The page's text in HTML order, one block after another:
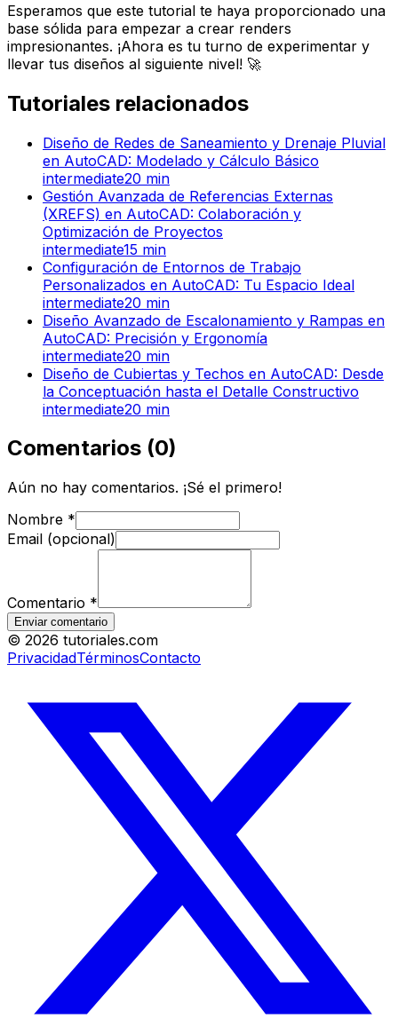
Esperamos que este tutorial te haya proporcionado una
base sólida para empezar a crear renders
impresionantes. ¡Ahora es tu turno de experimentar y
llevar tus diseños al siguiente nivel! 🚀
Tutoriales relacionados
Diseño de Redes de Saneamiento y Drenaje Pluvial
en AutoCAD: Modelado y Cálculo Básico
intermediate20 min
Gestión Avanzada de Referencias Externas
(XREFS) en AutoCAD: Colaboración y
Optimización de Proyectos
intermediate15 min
Configuración de Entornos de Trabajo
Personalizados en AutoCAD: Tu Espacio Ideal
intermediate20 min
Diseño Avanzado de Escalonamiento y Rampas en
AutoCAD: Precisión y Ergonomía
intermediate20 min
Diseño de Cubiertas y Techos en AutoCAD: Desde
la Conceptuación hasta el Detalle Constructivo
intermediate20 min
Comentarios (0)
Aún no hay comentarios. ¡Sé el primero!
Nombre *
Email (opcional)
Comentario *
Enviar comentario
© 2026 tutoriales.com
PrivacidadTérminosContacto